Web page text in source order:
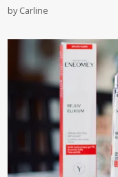
byCarline